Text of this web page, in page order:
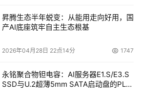
专业理论解决实际问题的能力，并能够
心的信息系统和Web网站的开发。
统和其它热门应用领域的开发工作。
昇腾生态半年蜕变：从能用走向好用，国
产AI底座筑牢自主生态根基
2026年04月28日 22点14分 1747
永铭聚合物钽电容：AI服务器E1.S/E3.S
SSD与U.2超薄5mm SATA启动盘的PLP